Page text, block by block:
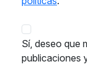
Sí, deseo que
publicaciones